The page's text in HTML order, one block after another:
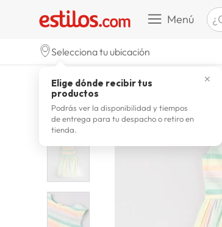
Menú
Selecciona tu ubicación
✕
Elige dónde recibir tus
productos
Podrás ver la disponibilidad y tiempos
de entrega para tu despacho o retiro en
tienda.
moda